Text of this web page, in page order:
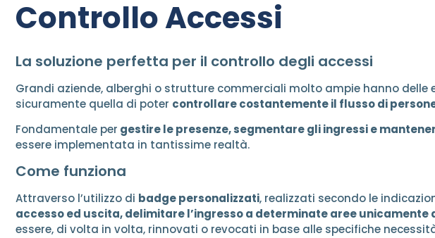
Controllo Accessi
La soluzione perfetta per il controllo degli accessi
Grandi aziende, alberghi o strutture commerciali molto ampie hanno
sicuramente quella di poter controllare costantemente il flusso di
Fondamentale per gestire le presenze, segmentare gli ingressi e
essere implementata in tantissime realtà.
Come funziona
Attraverso l’utilizzo di badge personalizzati, realizzati secondo le
accesso ed uscita, delimitare l’ingresso a determinate aree
essere, di volta in volta, rinnovati o revocati in base alle specifiche